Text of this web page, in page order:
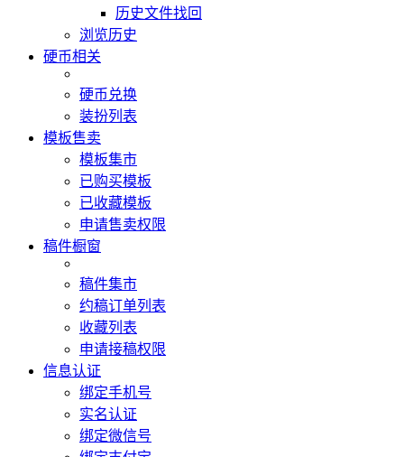
历史文件找回
浏览历史
硬币相关
硬币兑换
装扮列表
模板售卖
模板集市
已购买模板
已收藏模板
申请售卖权限
稿件橱窗
稿件集市
约稿订单列表
收藏列表
申请接稿权限
信息认证
绑定手机号
实名认证
绑定微信号